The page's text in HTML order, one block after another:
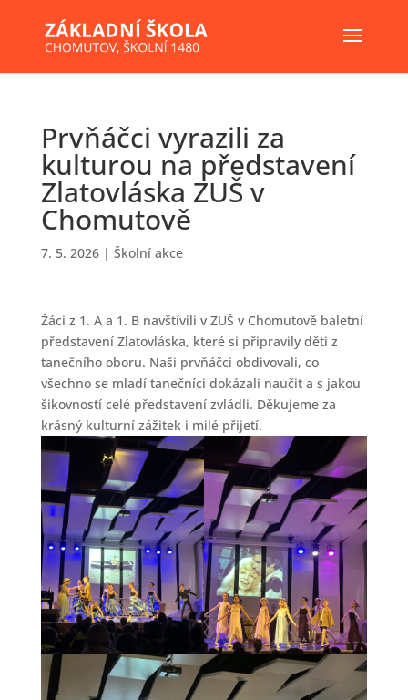
Prvňáčci vyrazili za
kulturou na představení
Zlatovláska ZUŠ v
Chomutově
7. 5. 2026| Školní akce
Žáci z 1. A a 1. B navštívili v ZUŠ v Chomutově baletní
představení Zlatovláska, které si připravily děti z
tanečního oboru. Naši prvňáčci obdivovali, co
všechno se mladí tanečníci dokázali naučit a s jakou
šikovností celé představení zvládli. Děkujeme za
krásný kulturní zážitek i milé přijetí.